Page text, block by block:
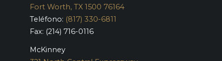
Fort Worth, TX 1500 76164
Teléfono: (817) 330-6811
Fax: (214) 716-0116
McKinney